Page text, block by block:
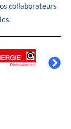
collaborateurs